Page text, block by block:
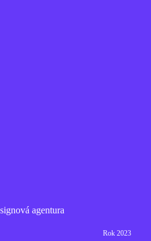
agentura
Rok 2023